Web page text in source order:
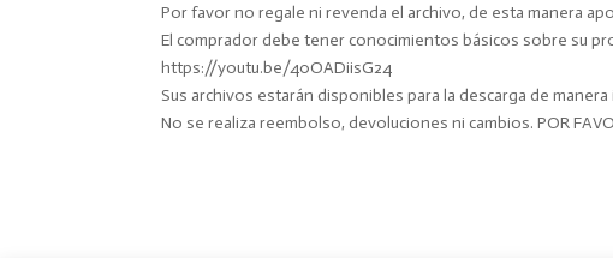
Por favor no regale ni revenda el archivo, de esta manera
El comprador debe tener conocimientos básicos sobre su
https://youtu.be/40OADiisG24
Sus archivos estarán disponibles para la descarga de manera
No se realiza reembolso, devoluciones ni cambios. POR